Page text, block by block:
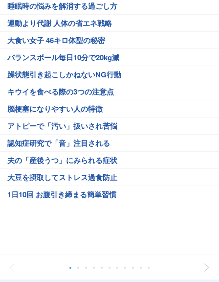
睡眠時の悩みを解消する過ごし方
運動より代謝 人体の省エネ戦略
大食い女子 46キロ体型の秘密
バランスボール毎日10分で20kg減
躁状態引き起こしかねないNG行動
キウイを食べる際の3つの注意点
脳梗塞になりやすい人の特徴
アトピーで「汚い」扱いされ苦悩
認知症研究で「音」注目される
夫の「産後うつ」にみられる症状
大豆を摂取してストレス過食防止
1日10回 お腹引き締まる簡単習慣